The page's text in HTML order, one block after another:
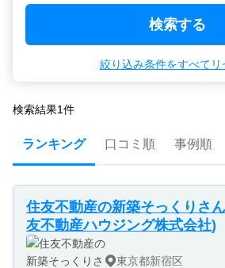
検索する
絞り込み条件をすべてリ
検索結果1件
ランキング 口コミ順 事例順
住友不動産の新築そっくりさ
友不動産ハウジング株式会社)
東京都新宿区